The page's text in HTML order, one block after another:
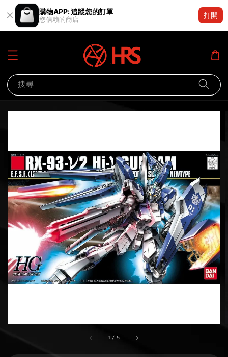
購物APP: 追蹤您的訂單
您信賴的商店
打開
搜尋
1 / 5